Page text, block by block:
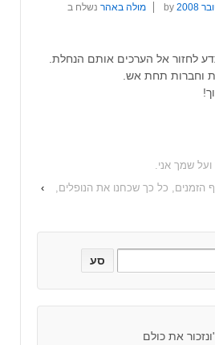
מולה באהר נשלח ב
לחזור אל הערכים אותם הנחלת.
וחברות תחת אש.
שמך אני.
הזמנים, כל כך שכחנו את הנופלים,
›
את כולם